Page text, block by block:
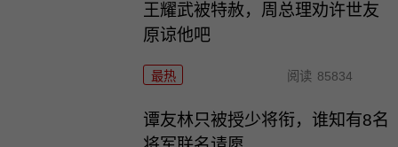
王耀武被特赦，周总理劝许世友
原谅他吧
最热 阅读 85834
谭友林只被授少将衔，谁知有8名